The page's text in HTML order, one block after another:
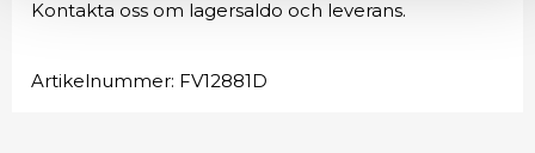
Kontakta oss om lagersaldo och leverans.
Artikelnummer: FV12881D